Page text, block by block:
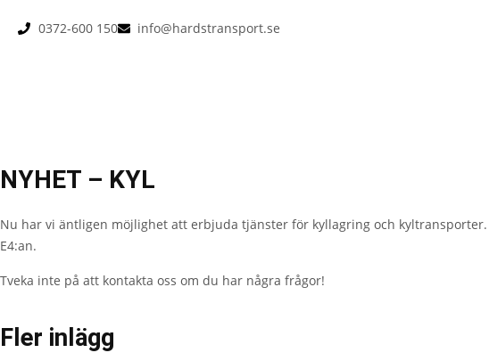
0372-600 150 info@hardstransport.se
NYHET – KYL
Nu har vi äntligen möjlighet att erbjuda tjänster för kyllagring och
E4:an.
Tveka inte på att kontakta oss om du har några frågor!
Fler inlägg